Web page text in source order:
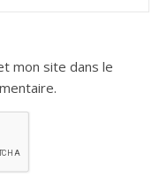
mon site dans le